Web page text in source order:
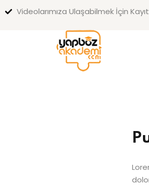
Videolarımıza Ulaşabilmek İçin